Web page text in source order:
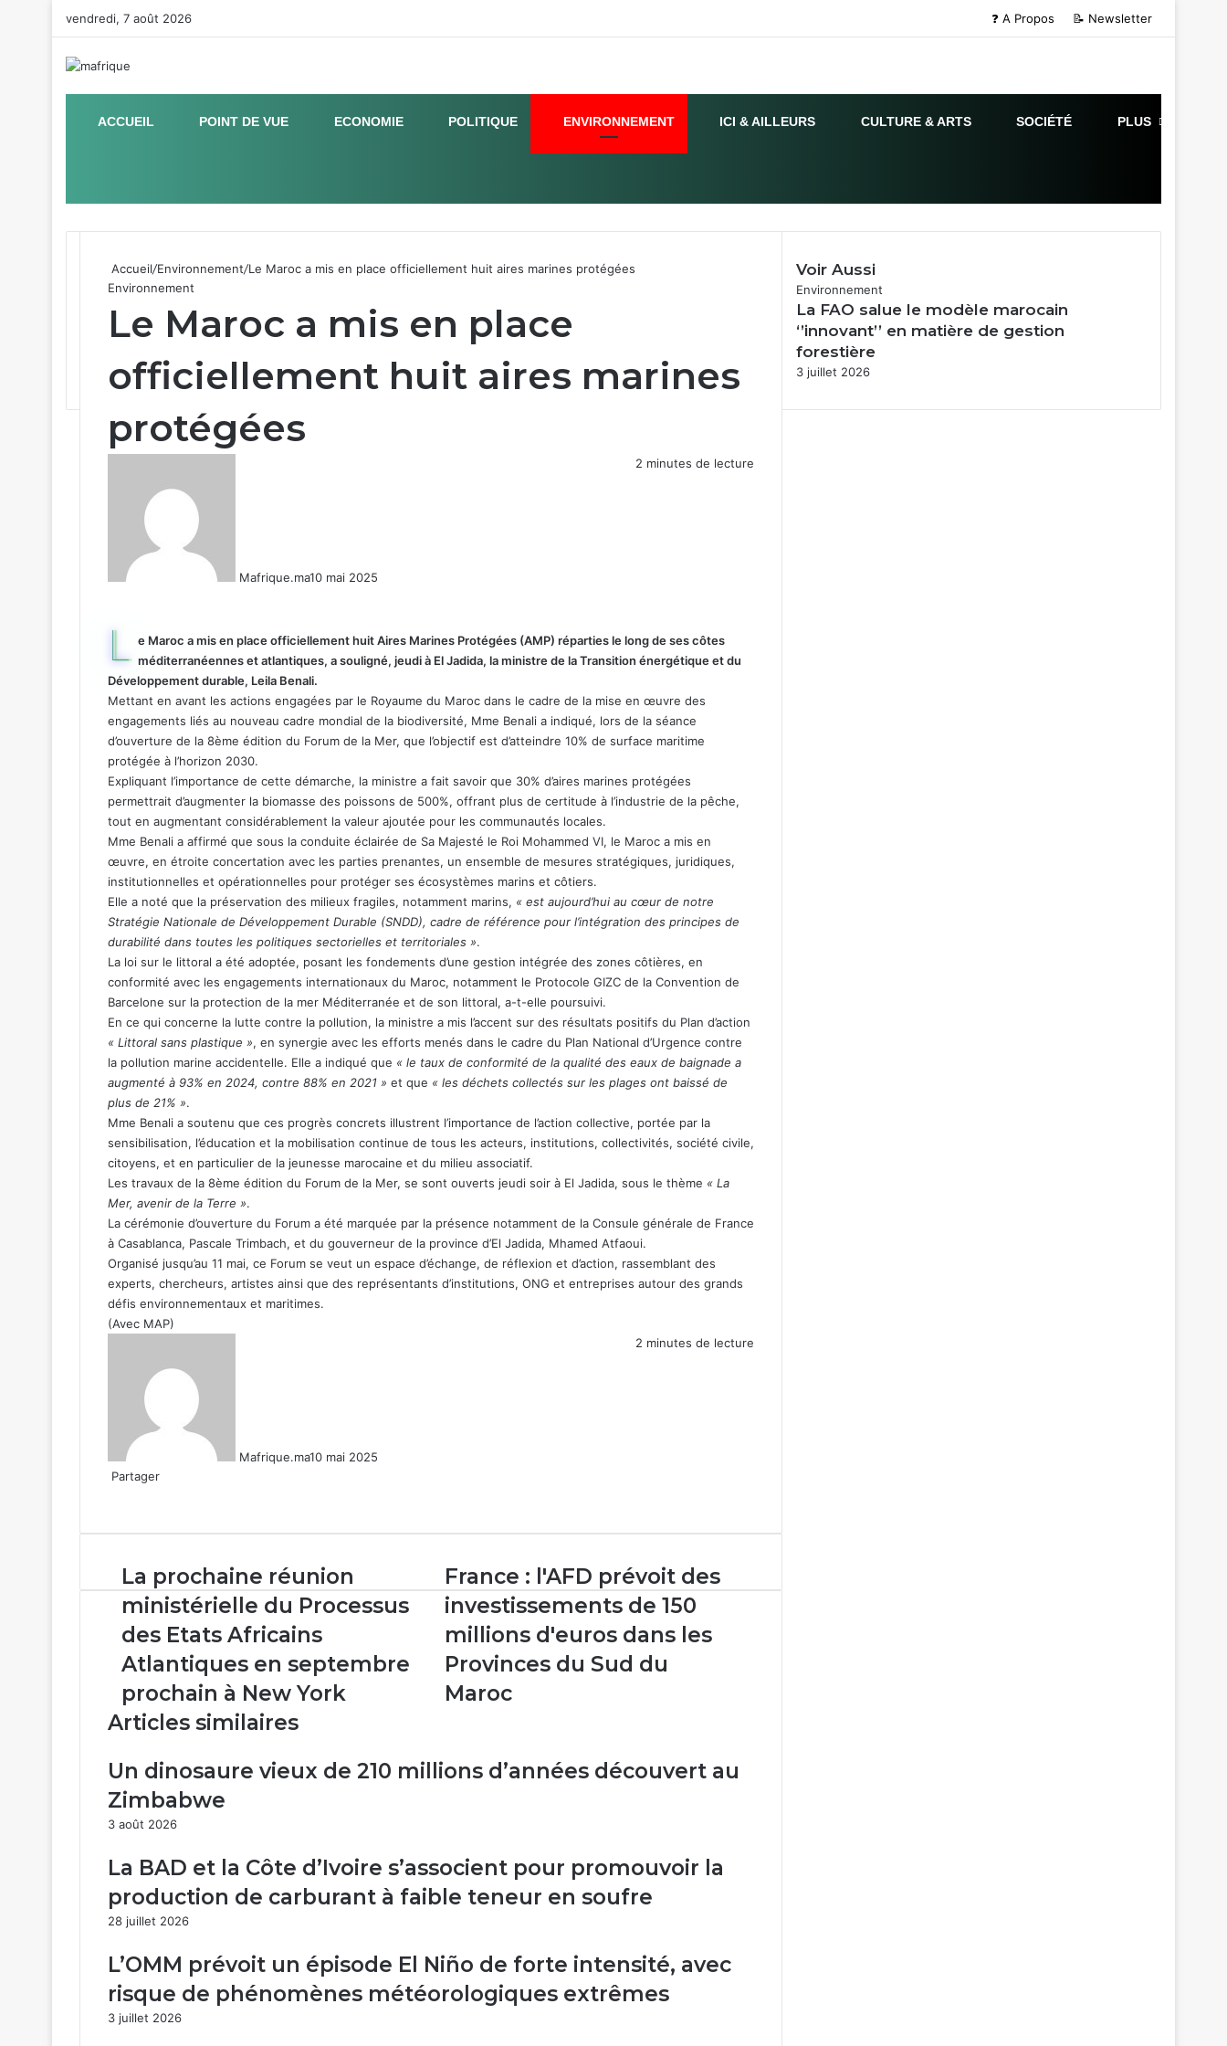
vendredi, 7 août 2026 ❓ A Propos 📝 Newsletter
ACCUEIL POINT DE VUE ECONOMIE POLITIQUE ENVIRONNEMENT ICI & AILLEURS CULTURE & ARTS SOCIÉTÉ PLUS
Accueil/Environnement/Le Maroc a mis en place officiellement huit aires marines protégées
Environnement
Le Maroc a mis en place
officiellement huit aires marines
protégées
Mafrique.ma10 mai 2025
2 minutes de lecture
L e Maroc a mis en place officiellement huit Aires Marines Protégées (AMP) réparties le long de ses côtes
méditerranéennes et atlantiques, a souligné, jeudi à El Jadida, la ministre de la Transition énergétique et du
Développement durable, Leila Benali.
Mettant en avant les actions engagées par le Royaume du Maroc dans le cadre de la mise en œuvre des
engagements liés au nouveau cadre mondial de la biodiversité, Mme Benali a indiqué, lors de la séance
d’ouverture de la 8ème édition du Forum de la Mer, que l’objectif est d’atteindre 10% de surface maritime
protégée à l’horizon 2030.
Expliquant l’importance de cette démarche, la ministre a fait savoir que 30% d’aires marines protégées
permettrait d’augmenter la biomasse des poissons de 500%, offrant plus de certitude à l’industrie de la pêche,
tout en augmentant considérablement la valeur ajoutée pour les communautés locales.
Mme Benali a affirmé que sous la conduite éclairée de Sa Majesté le Roi Mohammed VI, le Maroc a mis en
œuvre, en étroite concertation avec les parties prenantes, un ensemble de mesures stratégiques, juridiques,
institutionnelles et opérationnelles pour protéger ses écosystèmes marins et côtiers.
Elle a noté que la préservation des milieux fragiles, notamment marins, « est aujourd’hui au cœur de notre
Stratégie Nationale de Développement Durable (SNDD), cadre de référence pour l’intégration des principes de
durabilité dans toutes les politiques sectorielles et territoriales ».
La loi sur le littoral a été adoptée, posant les fondements d’une gestion intégrée des zones côtières, en
conformité avec les engagements internationaux du Maroc, notamment le Protocole GIZC de la Convention de
Barcelone sur la protection de la mer Méditerranée et de son littoral, a-t-elle poursuivi.
En ce qui concerne la lutte contre la pollution, la ministre a mis l’accent sur des résultats positifs du Plan d’action
« Littoral sans plastique », en synergie avec les efforts menés dans le cadre du Plan National d’Urgence contre
la pollution marine accidentelle. Elle a indiqué que « le taux de conformité de la qualité des eaux de baignade a
augmenté à 93% en 2024, contre 88% en 2021 » et que « les déchets collectés sur les plages ont baissé de
plus de 21% ».
Mme Benali a soutenu que ces progrès concrets illustrent l’importance de l’action collective, portée par la
sensibilisation, l’éducation et la mobilisation continue de tous les acteurs, institutions, collectivités, société civile,
citoyens, et en particulier de la jeunesse marocaine et du milieu associatif.
Les travaux de la 8ème édition du Forum de la Mer, se sont ouverts jeudi soir à El Jadida, sous le thème « La
Mer, avenir de la Terre ».
La cérémonie d’ouverture du Forum a été marquée par la présence notamment de la Consule générale de France
à Casablanca, Pascale Trimbach, et du gouverneur de la province d’El Jadida, Mhamed Atfaoui.
Organisé jusqu’au 11 mai, ce Forum se veut un espace d’échange, de réflexion et d’action, rassemblant des
experts, chercheurs, artistes ainsi que des représentants d’institutions, ONG et entreprises autour des grands
défis environnementaux et maritimes.
(Avec MAP)
Mafrique.ma10 mai 2025
2 minutes de lecture
Partager
email
La
prochaine
réunion
ministérielle
du
Processus
Etats
Africains
en
septembre
prochain
à
York
La prochaine réunion
ministérielle du Processus
des Etats Africains
Atlantiques en septembre
prochain à New York
France
:
l'AFD
prévoit
des
investissements
de
150
les
Maroc
France : l'AFD prévoit des
investissements de 150
millions d'euros dans les
Provinces du Sud du
Maroc
Articles similaires
Un dinosaure vieux de 210 millions d’années découvert au
Zimbabwe
3 août 2026
La BAD et la Côte d’Ivoire s’associent pour promouvoir la
production de carburant à faible teneur en soufre
28 juillet 2026
L’OMM prévoit un épisode El Niño de forte intensité, avec
risque de phénomènes météorologiques extrêmes
3 juillet 2026
Voir Aussi
Fermer
Environnement
La FAO salue le modèle marocain
‘’innovant’’ en matière de gestion
forestière
3 juillet 2026